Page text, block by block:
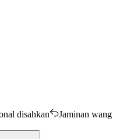
disahkan
Jaminan wang